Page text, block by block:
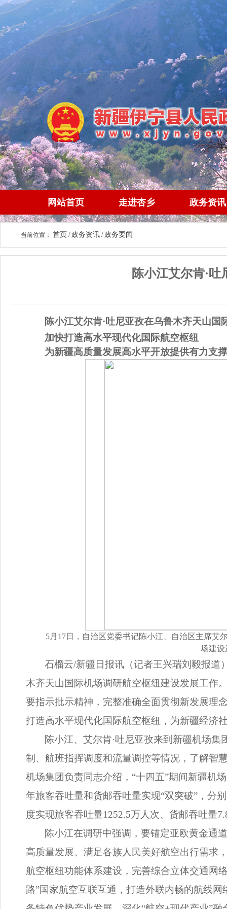
网站首页 走进杏乡 政务资讯
当前位置： 首页 /政务资讯 /政务要闻
陈小江艾尔肯·
陈小江艾尔肯·吐尼亚孜在乌鲁木齐天山国
加快打造高水平现代化国际航空枢纽
为新疆高质量发展高水平开放提供有力支
5月17日，自治区党委书记陈小江、自治区主席艾
场建设
石榴云/新疆日报讯（记者王兴瑞刘毅报道
木齐天山国际机场调研航空枢纽建设发展工作
要指示批示精神，完整准确全面贯彻新发展理
打造高水平现代化国际航空枢纽，为新疆经济
陈小江、艾尔肯·吐尼亚孜来到新疆机场
制、航班指挥调度和流量调控等情况，了解智
机场集团负责同志介绍，“十四五”期间新疆机
年旅客吞吐量和货邮吞吐量实现“双突破”，分
度实现旅客吞吐量1252.5万人次、货邮吞吐量
陈小江在调研中强调，要锚定亚欧黄金通
高质量发展、满足各族人民美好航空出行需求
航空枢纽功能体系建设，完善综合立体交通网
路”国家航空互联互通，打造外联内畅的航线